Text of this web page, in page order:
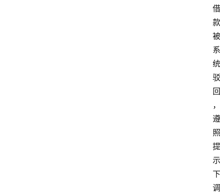
借
款
被
系
统
驳
回
，
遵
照
提
示
下
调